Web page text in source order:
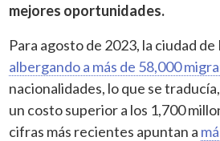
mejores oportunidades.
Para agosto de 2023, la ciudad
albergando a más de 58,000
nacionalidades, lo que se
un costo superior a los 1,700
cifras más recientes apuntan a